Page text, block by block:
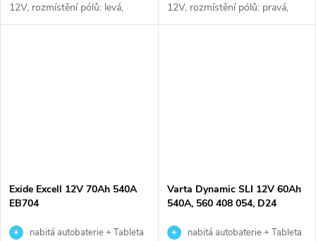
12V, rozmístění pólů: levá,
rozměry: 232 x 173 x 225, typ:
12V, rozmístění pólů: pravá,
rozměry: 242 x 175 x 175,
Exide Excell 12V 70Ah 540A
EB704
nabitá autobaterie + Tableta
Varta Dynamic SLI 12V 60Ah
540A, 560 408 054, D24
nabitá autobaterie + Tableta